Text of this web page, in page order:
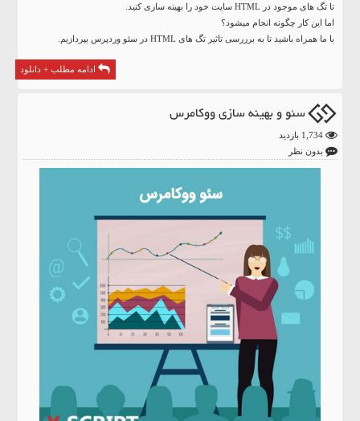
تا تگ های موجود در HTML سایت خود را بهینه سازی کنید.
اما این کار چگونه انجام میشود؟
با ما همراه باشید تا به برررسی تاثیر تگ های HTML در سئو وردپرس بپردازیم.
ادامه مطلب + دانلود
سئو و بهینه سازی ووکامرس
1,734 بازدید
بدون نظر